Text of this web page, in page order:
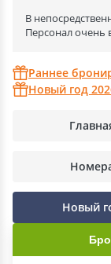
В
Персонал
Раннее
Новый год
Новый